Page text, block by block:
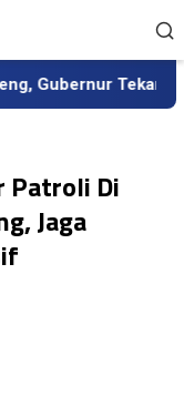
Tekankan
Patroli Di
Jaga